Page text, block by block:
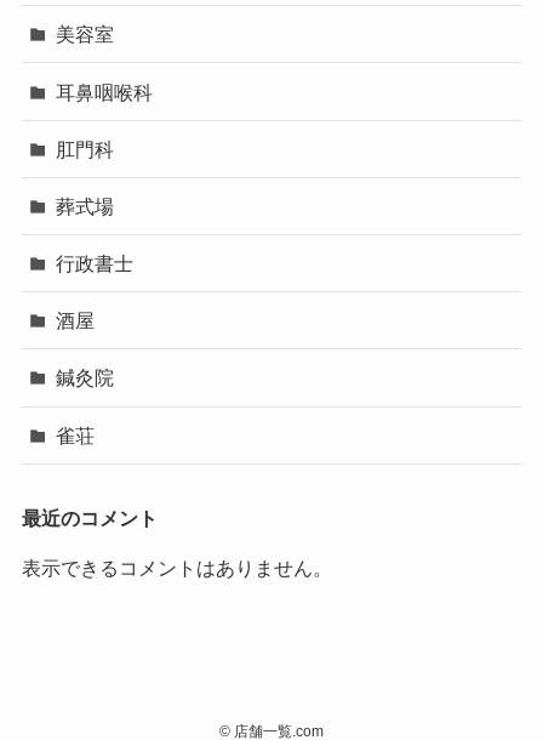
美容室
耳鼻咽喉科
肛門科
葬式場
行政書士
酒屋
鍼灸院
雀荘
最近のコメント
表示できるコメントはありません。
© 店舗一覧.com